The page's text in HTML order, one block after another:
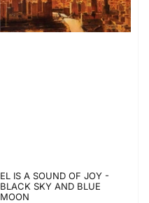
EL IS A SOUND OF JOY -
BLACK SKY AND BLUE
MOON